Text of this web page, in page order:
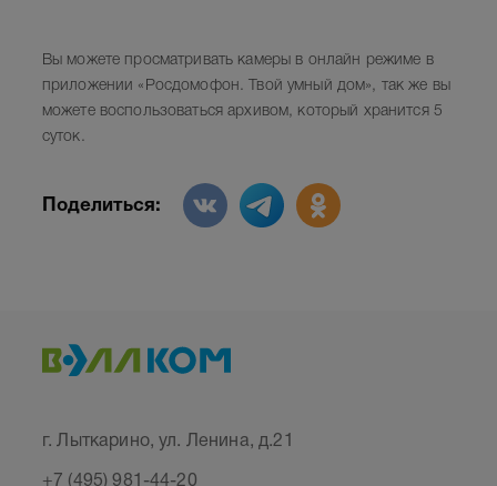
Вы можете просматривать камеры в онлайн режиме в
приложении «Росдомофон. Твой умный дом», так же вы
можете воспользоваться архивом, который хранится 5
суток.
Поделиться:
г. Лыткарино, ул. Ленина, д.21
+7 (495) 981-44-20